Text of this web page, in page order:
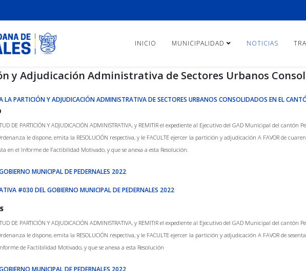
INICIO MUNICIPALIDAD NOTICIAS
y Adjudicación Administrativa de Sectores Urbanos
LA PARTICIÓN Y ADJUDICACIÓN ADMINISTRATIVA DE SECTORES URBANOS CONSOLIDADOS EN EL
DE PARTICIÓN Y ADJUDICACIÓN ADMINISTRATIVA, y REMITIR el expediente al Ejecutivo del GAD Municipal del
le dispone, emita la RESOLUCIÓN respectiva, y le FACULTE ejercer la partición y adjudicación A FAVOR de
en el Informe de Factibilidad Motivado, y que se anexa a esta Resolución.
MUNICIPAL DE PEDERNALES 2022
#030 DEL GOBIERNO MUNICIPAL DE PEDERNALES 2022
DE PARTICIÓN Y ADJUDICACIÓN ADMINISTRATIVA, y REMITIR el expediente al Ejecutivo del GAD Municipal del
le dispone, emita la RESOLUCIÓN respectiva, y le FACULTE ejercer la partición y adjudicación A FAVOR de
de Factibilidad Motivado, y que se anexa a esta Resolución
MUNICIPAL DE PEDERNALES 2022